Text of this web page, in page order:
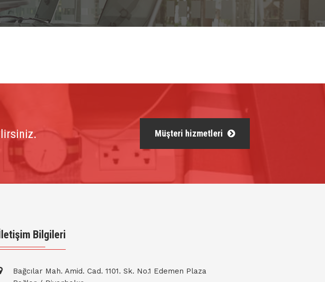
Müşteri hizmetleri
Bilgileri
Bağcılar Mah. Amid. Cad. 1101. Sk. No.1 Edemen Plaza